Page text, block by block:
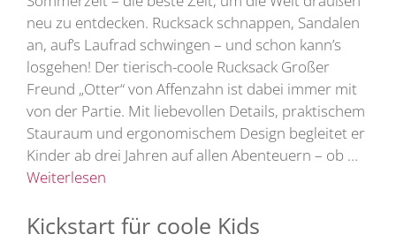
neu zu entdecken. Rucksack schnappen, Sandalen
an, auf’s Laufrad schwingen – und schon kann’s
losgehen! Der tierisch-coole Rucksack Großer
Freund „Otter“ von Affenzahn ist dabei immer mit
von der Partie. Mit liebevollen Details, praktischem
Stauraum und ergonomischem Design begleitet er
Kinder ab drei Jahren auf allen Abenteuern – ob …
Weiterlesen
Kickstart für coole Kids